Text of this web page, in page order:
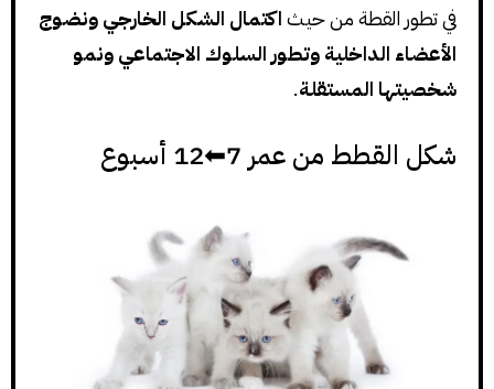
في تطور القطة من حيثاكتمال الشكل الخارجي ونضوج
الأعضاء الداخلية وتطور السلوك الاجتماعي ونمو
شخصيتها المستقلة.
شكل القطط من عمر 7⬅12 أسبوع